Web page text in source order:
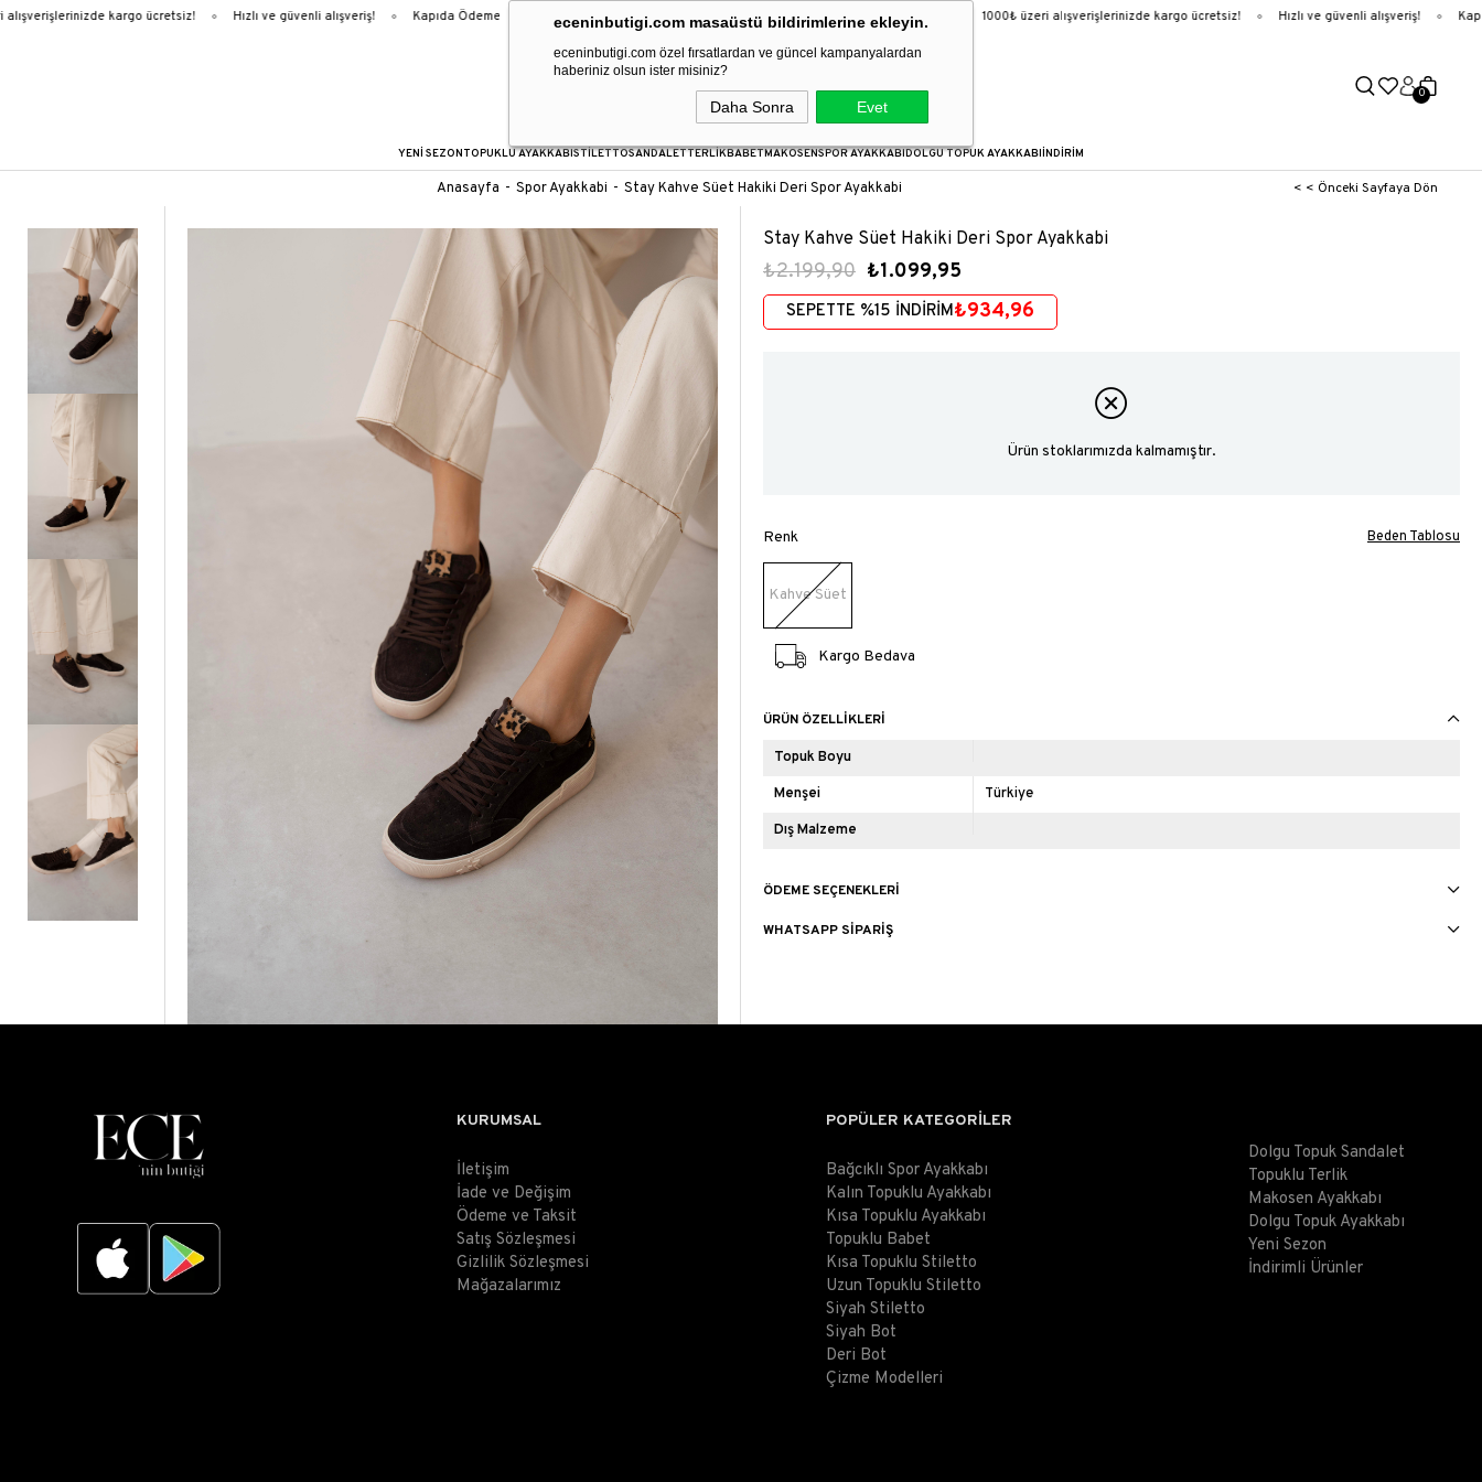
eceninbutigi.com masaüstü bildirimlerine ekleyin.
eceninbutigi.com özel fırsatlardan ve güncel kampanyalardan
haberiniz olsun ister misiniz?
Daha Sonra Evet
kargo ücretsiz! Hızlı ve güvenli alışveriş! Kapıda Ödeme 9 Taksit Fırsatı 16:00’a kadar verilen siparişler aynı gün kargoda! 1000₺ üzeri alışverişlerinizde kargo ücretsiz! Hızlı ve güvenli alışveriş!
0
YENİ SEZONTOPUKLU AYAKKABISTİLETTOSANDALETTERLİKBABETMAKOSENSPOR AYAKKABIDOLGU TOPUK AYAKKABIİNDİRİM
Anasayfa Spor Ayakkabi Stay Kahve Süet Hakiki Deri Spor Ayakkabi < < Önceki Sayfaya Dön
Stay Kahve Süet Hakiki Deri Spor Ayakkabi
₺2.199,90 ₺1.099,95
SEPETTE %15 İNDİRİM₺934,96
Ürün stoklarımızda kalmamıştır.
Renk
Kahve Süet
Beden Tablosu
Kargo Bedava
ÜRÜN ÖZELLIKLERI
Topuk Boyu
Menşei Türkiye
Dış Malzeme
ÖDEME SEÇENEKLERI
WHATSAPP SIPARIŞ
KURUMSAL
İletişim
İade ve Değişim
Ödeme ve Taksit
Satış Sözleşmesi
Gizlilik Sözleşmesi
Mağazalarımız
POPÜLER KATEGORİLER
Bağcıklı Spor Ayakkabı
Kalın Topuklu Ayakkabı
Kısa Topuklu Ayakkabı
Topuklu Babet
Kısa Topuklu Stiletto
Uzun Topuklu Stiletto
Siyah Stiletto
Siyah Bot
Deri Bot
Çizme Modelleri
Dolgu Topuk Sandalet
Topuklu Terlik
Makosen Ayakkabı
Dolgu Topuk Ayakkabı
Yeni Sezon
İndirimli Ürünler